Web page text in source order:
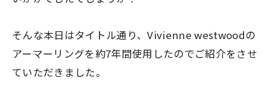
そんな本日はタイトル通り、Vivienne westwoodの
アーマーリングを約7年間使用したのでご紹介をさせ
ていただきました。